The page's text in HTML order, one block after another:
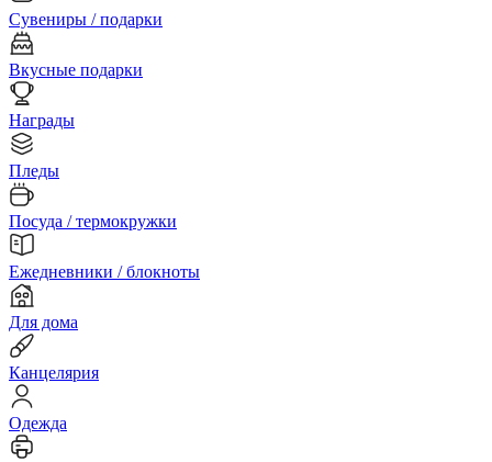
Сувениры / подарки
Вкусные подарки
Награды
Пледы
Посуда / термокружки
Ежедневники / блокноты
Для дома
Канцелярия
Одежда